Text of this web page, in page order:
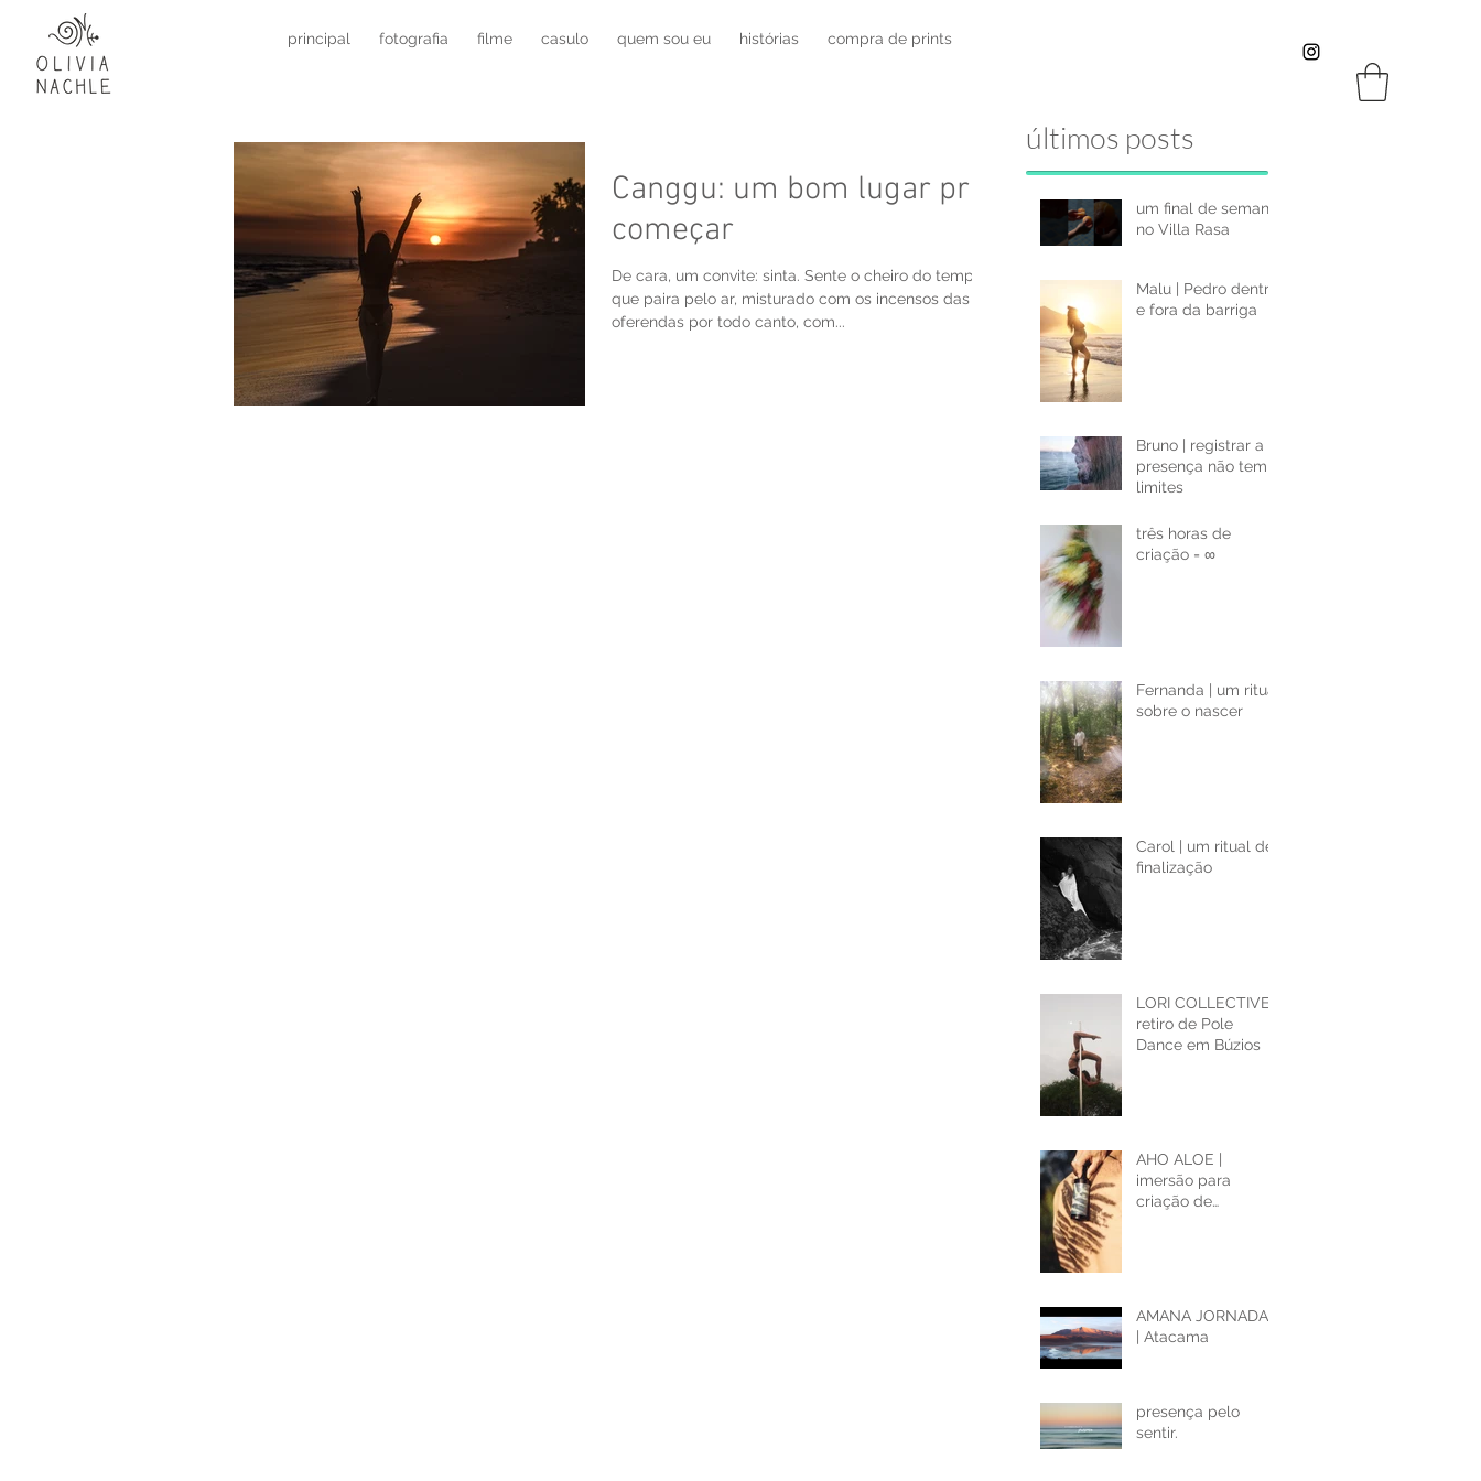
principal fotografia filme casulo quem sou eu histórias compra de prints
Canggu: um bom lugar pra
começar
De cara, um convite: sinta. Sente o cheiro do tempero
que paira pelo ar, misturado com os incensos das
oferendas por todo canto, com...
últimos posts
um final de semana
no Villa Rasa
Malu | Pedro dentro
e fora da barriga
Bruno | registrar a
presença não tem
limites
três horas de
criação = ∞
Fernanda | um ritual
sobre o nascer
Carol | um ritual de
finalização
LORI COLLECTIVE |
retiro de Pole
Dance em Búzios
AHO ALOE |
imersão para
criação de
AMANA JORNADAS
| Atacama
presença pelo
sentir.